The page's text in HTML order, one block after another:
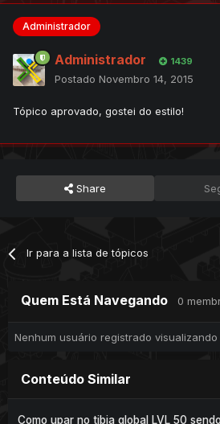
Administrador
Administrador 1439
Postado Novembro 14, 2015
Tópico aprovado, gostei do estilo!
Share
Ir para a lista de tópicos
Quem Está Navegando 0
Nenhum usuário registrado
Conteúdo Similar
Como upar no tibia global LVL 50 sendo